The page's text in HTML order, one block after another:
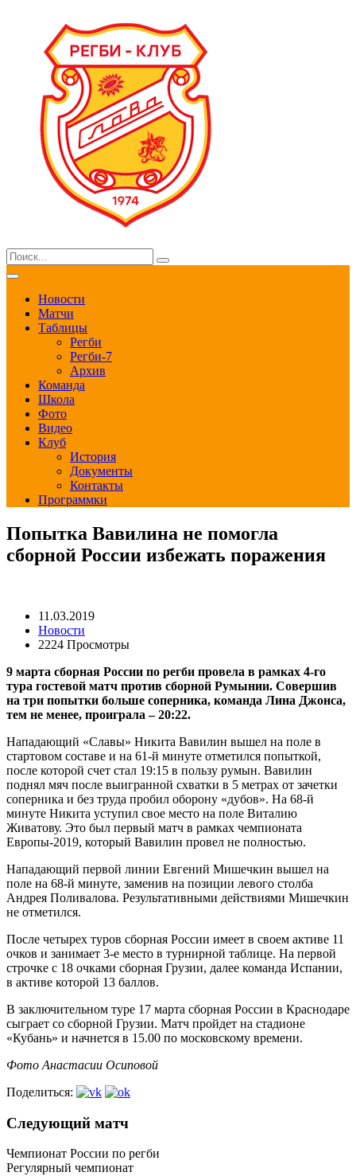
Новости
Матчи
Таблицы
Регби
Регби-7
Архив
Команда
Школа
Фото
Видео
Клуб
История
Документы
Контакты
Программки
Попытка Вавилина не помогла
сборной России избежать поражения
11.03.2019
Новости
2224 Просмотры
9 марта сборная России по регби провела в рамках 4-го
тура гостевой матч против сборной Румынии. Совершив
на три попытки больше соперника, команда Лина Джонса,
тем не менее, проиграла – 20:22.
Нападающий «Славы» Никита Вавилин вышел на поле в
стартовом составе и на 61-й минуте отметился попыткой,
после которой счет стал 19:15 в пользу румын. Вавилин
поднял мяч после выигранной схватки в 5 метрах от зачетки
соперника и без труда пробил оборону «дубов». На 68-й
минуте Никита уступил свое место на поле Виталию
Живатову. Это был первый матч в рамках чемпионата
Европы-2019, который Вавилин провел не полностью.
Нападающий первой линии Евгений Мишечкин вышел на
поле на 68-й минуте, заменив на позиции левого столба
Андрея Поливалова. Результативными действиями Мишечкин
не отметился.
После четырех туров сборная России имеет в своем активе 11
очков и занимает 3-е место в турнирной таблице. На первой
строчке с 18 очками сборная Грузии, далее команда Испании,
в активе которой 13 баллов.
В заключительном туре 17 марта сборная России в Краснодаре
сыграет со сборной Грузии. Матч пройдет на стадионе
«Кубань» и начнется в 15.00 по московскому времени.
Фото Анастасии Осиповой
Поделиться:
Следующий матч
Чемпионат России по регби
Регулярный чемпионат